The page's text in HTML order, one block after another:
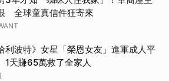
全球童真信件狂寄來
利波特》女星「榮恩女友」進軍成人平
天賺65萬救了全家人